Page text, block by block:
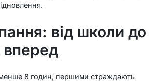
від школи до
вперед
менше 8 годин, першими страждають